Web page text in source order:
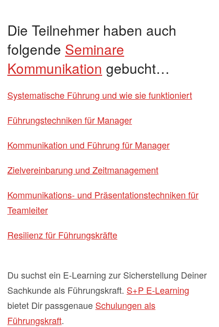
Die Teilnehmer haben auch
folgende Seminare
Kommunikation gebucht…
Systematische Führung und wie sie funktioniert
Führungstechniken für Manager
Kommunikation und Führung für Manager
Zielvereinbarung und Zeitmanagement
Kommunikations- und Präsentationstechniken für
Teamleiter
Resilienz für Führungskräfte
Du suchst ein E-Learning zur Sicherstellung Deiner
Sachkunde als Führungskraft. S+P E-Learning
bietet Dir passgenaue Schulungen als
Führungskraft.